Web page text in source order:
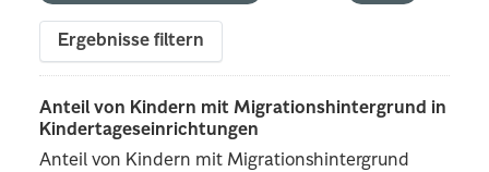
Ergebnisse filtern
Anteil von Kindern mit Migrationshintergrund in
Kindertageseinrichtungen
Anteil von Kindern mit Migrationshintergrund